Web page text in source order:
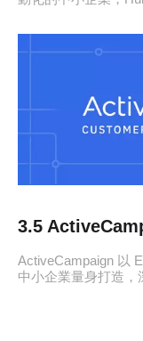
3.5
ActiveCampaign 以
中小企業量身打造，